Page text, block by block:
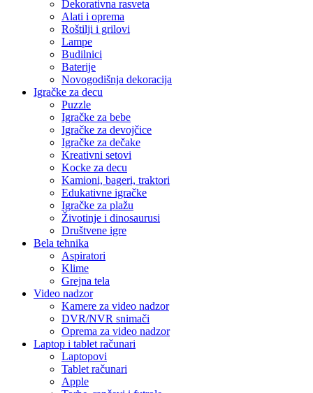
Dekorativna rasveta
Alati i oprema
Roštilji i grilovi
Lampe
Budilnici
Baterije
Novogodišnja dekoracija
Igračke za decu
Puzzle
Igračke za bebe
Igračke za devojčice
Igračke za dečake
Kreativni setovi
Kocke za decu
Kamioni, bageri, traktori
Edukativne igračke
Igračke za plažu
Životinje i dinosaurusi
Društvene igre
Bela tehnika
Aspiratori
Klime
Grejna tela
Video nadzor
Kamere za video nadzor
DVR/NVR snimači
Oprema za video nadzor
Laptop i tablet računari
Laptopovi
Tablet računari
Apple